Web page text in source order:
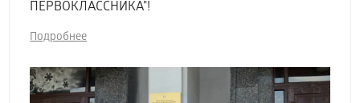
ПЕРВОКЛАССНИКА"!
Подробнее